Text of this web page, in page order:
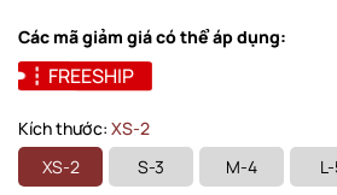
Các mã giảm giá có thể áp dụng:
FREESHIP
Kích thước: XS-2
XS-2
S-3 M-4